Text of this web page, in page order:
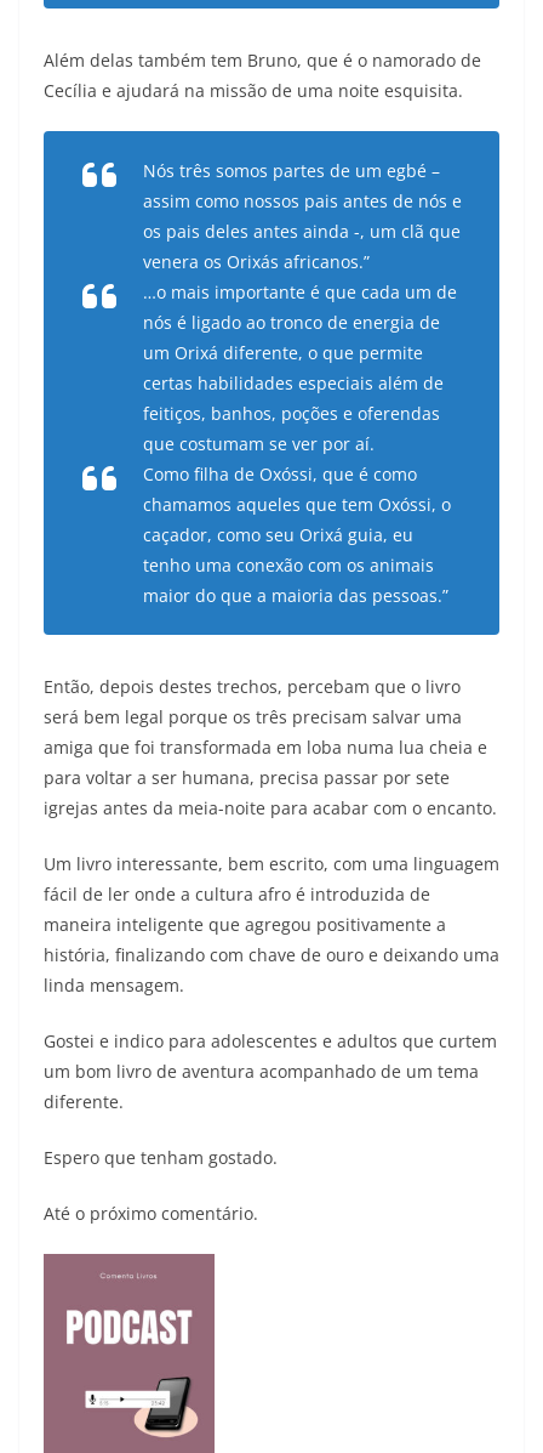
Além delas também tem Bruno, que é o namorado de
Cecília e ajudará na missão de uma noite esquisita.
Nós três somos partes de um egbé –
assim como nossos pais antes de nós e
os pais deles antes ainda -, um clã que
venera os Orixás africanos.”
…o mais importante é que cada um de
nós é ligado ao tronco de energia de
um Orixá diferente, o que permite
certas habilidades especiais além de
feitiços, banhos, poções e oferendas
que costumam se ver por aí.
Como filha de Oxóssi, que é como
chamamos aqueles que tem Oxóssi, o
caçador, como seu Orixá guia, eu
tenho uma conexão com os animais
maior do que a maioria das pessoas.”
Então, depois destes trechos, percebam que o livro
será bem legal porque os três precisam salvar uma
amiga que foi transformada em loba numa lua cheia e
para voltar a ser humana, precisa passar por sete
igrejas antes da meia-noite para acabar com o encanto.
Um livro interessante, bem escrito, com uma linguagem
fácil de ler onde a cultura afro é introduzida de
maneira inteligente que agregou positivamente a
história, finalizando com chave de ouro e deixando uma
linda mensagem.
Gostei e indico para adolescentes e adultos que curtem
um bom livro de aventura acompanhado de um tema
diferente.
Espero que tenham gostado.
Até o próximo comentário.